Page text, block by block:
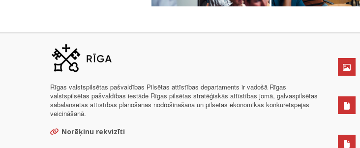
Rīgas valstspilsētas pašvaldības Pilsētas attīstības departaments ir vadošā Rīgas
valstspilsētas pašvaldības iestāde Rīgas pilsētas stratēģiskās attīstības jomā, galvaspilsētas
sabalansētas attīstības plānošanas nodrošināšanā un pilsētas ekonomikas konkurētspējas
veicināšanā.
Norēķinu rekvizīti